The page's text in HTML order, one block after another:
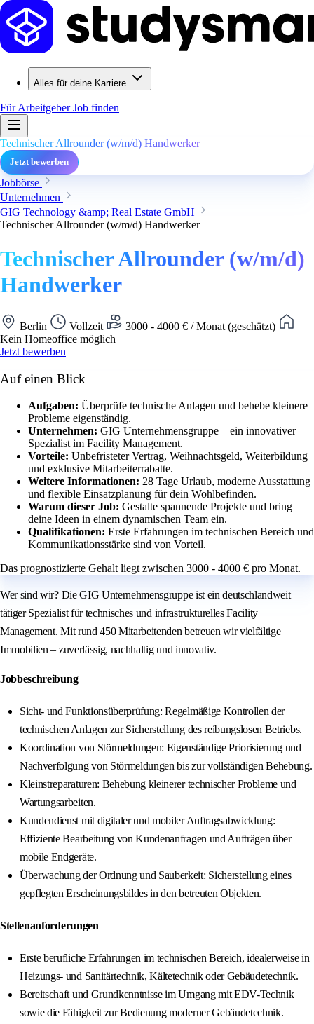
Alles für deine Karriere
Für ArbeitgeberJob finden
Technischer Allrounder (w/m/d) Handwerker
Jetzt bewerben
Jobbörse
Unternehmen
GIG Technology &amp; Real Estate GmbH
Technischer Allrounder (w/m/d) Handwerker
Technischer Allrounder (w/m/d)
Handwerker
Berlin Vollzeit
3000 - 4000 € / Monat (geschätzt)
Kein Homeoffice möglich
Jetzt bewerben
Auf einen Blick
Aufgaben: Überprüfe technische Anlagen und behebe kleinere
Probleme eigenständig.
Unternehmen: GIG Unternehmensgruppe – ein innovativer
Spezialist im Facility Management.
Vorteile: Unbefristeter Vertrag, Weihnachtsgeld, Weiterbildung
und exklusive Mitarbeiterrabatte.
Weitere Informationen: 28 Tage Urlaub, moderne Ausstattung
und flexible Einsatzplanung für dein Wohlbefinden.
Warum dieser Job: Gestalte spannende Projekte und bring
deine Ideen in einem dynamischen Team ein.
Qualifikationen: Erste Erfahrungen im technischen Bereich und
Kommunikationsstärke sind von Vorteil.
Das prognostizierte Gehalt liegt zwischen 3000 - 4000 € pro Monat.
Wer sind wir? Die GIG Unternehmensgruppe ist ein deutschlandweit
tätiger Spezialist für technisches und infrastrukturelles Facility
Management. Mit rund 450 Mitarbeitenden betreuen wir vielfältige
Immobilien – zuverlässig, nachhaltig und innovativ.
Jobbeschreibung
Sicht- und Funktionsüberprüfung: Regelmäßige Kontrollen der
technischen Anlagen zur Sicherstellung des reibungslosen Betriebs.
Koordination von Störmeldungen: Eigenständige Priorisierung und
Nachverfolgung von Störmeldungen bis zur vollständigen Behebung.
Kleinstreparaturen: Behebung kleinerer technischer Probleme und
Wartungsarbeiten.
Kundendienst mit digitaler und mobiler Auftragsabwicklung:
Effiziente Bearbeitung von Kundenanfragen und Aufträgen über
mobile Endgeräte.
Überwachung der Ordnung und Sauberkeit: Sicherstellung eines
gepflegten Erscheinungsbildes in den betreuten Objekten.
Stellenanforderungen
Erste berufliche Erfahrungen im technischen Bereich, idealerweise in
Heizungs- und Sanitärtechnik, Kältetechnik oder Gebäudetechnik.
Bereitschaft und Grundkenntnisse im Umgang mit EDV-Technik
sowie die Fähigkeit zur Bedienung moderner Gebäudetechnik.